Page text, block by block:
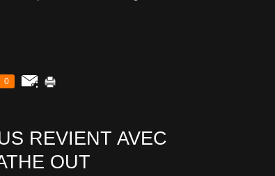
0
REVIENT AVEC
OUT